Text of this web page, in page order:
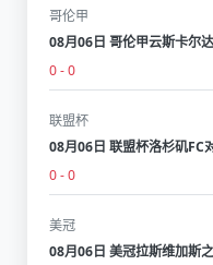
哥伦甲
08月06日 哥伦甲云斯卡尔
0 - 0
联盟杯
08月06日 联盟杯洛杉矶FC
0 - 0
美冠
08月06日 美冠拉斯维加斯